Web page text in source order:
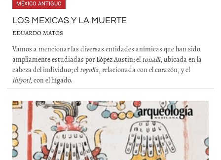
MÉXICO ANTIGUO
LOS MEXICAS Y LA MUERTE
EDUARDO MATOS
Vamos a mencionar las diversas entidades anímicas que han sido
ampliamente estudiadas por López Austin: el tonalli, ubicada en la
cabeza del individuo; el teyolía, relacionada con el corazón, y el
ihíyotl, con el hígado.